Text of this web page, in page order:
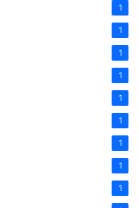
1
1
1
1
1
1
1
1
1